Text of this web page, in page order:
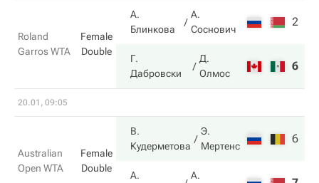
Roland
Garros WTA
Female
Double
А.
Блинкова
А.
Соснович
2
Г.
Дабровски
Д.
Олмос
6
20.01, 09:05
Australian
Open WTA
Female
Double
В.
Кудерметова
Э.
Мертенс
6
А.
А.